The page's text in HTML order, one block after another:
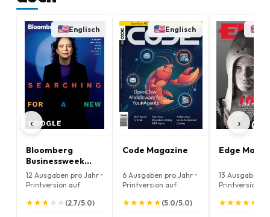
‹
Englisch
Bloomberg
Businessweek
Magazine
12 Ausgaben pro Jahr •
Printversion auf
★
★★
★★
★ ★
★ ★
★ (2.7/5.0)
Englisch
Code Magazine
6 Ausgaben pro Jahr •
Printversion auf
★
★★
★★
★★
★★
★(5.0/5.0)
Edge
13 Ausgaben
Printversion
★
★★
★★
★★
★★
★
›